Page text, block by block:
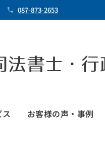
087-873-2653
書士・行
ス お客様の声・事例